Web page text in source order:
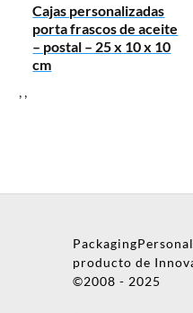
Cajas personalizadas
porta frascos de aceite
– postal – 25 x 10 x 10
cm
, ,
producto de
©2008 - 2025